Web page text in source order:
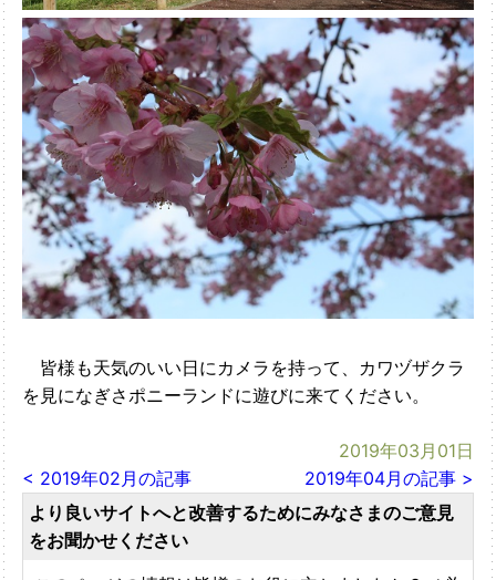
皆様も天気のいい日にカメラを持って、カワヅザクラ
を見になぎさポニーランドに遊びに来てください。
2019年03月01日
< 2019年02月の記事
2019年04月の記事 >
より良いサイトへと改善するためにみなさまのご意見
をお聞かせください